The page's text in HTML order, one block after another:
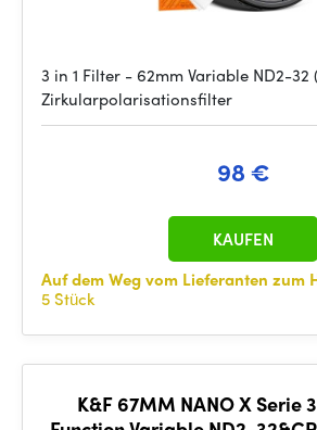
3 in 1 Filter - 62mm Variable ND2-32
Zirkularpolarisationsfilter
98 €
Auf dem Weg vom Lieferanten zum
5 Stück
KAUFEN
K&F 67MM NANO X Serie